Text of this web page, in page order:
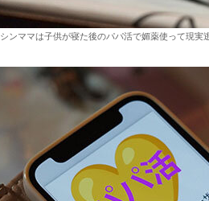
シンママは子供が寝た後のパパ活で媚薬使って現実